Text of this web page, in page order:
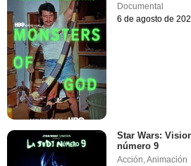
Documental
6 de agosto de
Star Wars:
número 9
Acción,Animación